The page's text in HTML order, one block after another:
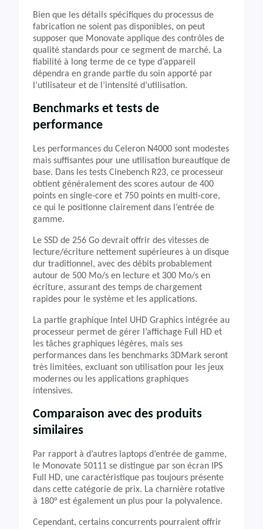
Bien que les détails spécifiques du processus de
fabrication ne soient pas disponibles, on peut
supposer que Monovate applique des contrôles de
qualité standards pour ce segment de marché. La
fiabilité à long terme de ce type d’appareil
dépendra en grande partie du soin apporté par
l’utilisateur et de l’intensité d’utilisation.
Benchmarks et tests de
performance
Les performances du Celeron N4000 sont modestes
mais suffisantes pour une utilisation bureautique de
base. Dans les tests Cinebench R23, ce processeur
obtient généralement des scores autour de 400
points en single-core et 750 points en multi-core,
ce qui le positionne clairement dans l’entrée de
gamme.
Le SSD de 256 Go devrait offrir des vitesses de
lecture/écriture nettement supérieures à un disque
dur traditionnel, avec des débits probablement
autour de 500 Mo/s en lecture et 300 Mo/s en
écriture, assurant des temps de chargement
rapides pour le système et les applications.
La partie graphique Intel UHD Graphics intégrée au
processeur permet de gérer l’affichage Full HD et
les tâches graphiques légères, mais ses
performances dans les benchmarks 3DMark seront
très limitées, excluant son utilisation pour les jeux
modernes ou les applications graphiques
intensives.
Comparaison avec des produits
similaires
Par rapport à d’autres laptops d’entrée de gamme,
le Monovate 50111 se distingue par son écran IPS
Full HD, une caractéristique pas toujours présente
dans cette catégorie de prix. La charnière rotative
à 180° est également un plus pour la polyvalence.
Cependant, certains concurrents pourraient offrir